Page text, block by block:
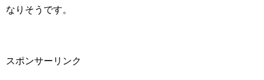
なりそうです。
スポンサーリンク